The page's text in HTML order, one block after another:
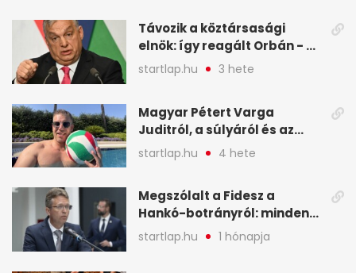
Távozik a köztársasági
elnök: így reagált Orbán - A
hét legfontosabb hírei
képekben
startlap.hu 3 hete
Magyar Pétert Varga
Juditról, a súlyáról és az
alvásidejéről is faggatták a
Redditen, sok kérdésre sírva
A hét legfontosabb hírei
képekben
startlap.hu 4 hete
Megszólalt a Fidesz a
Hankó-botrányról: minden
forint jó helyre ment - A hét
legfontosabb hírei
startlap.hu 1 hónapja